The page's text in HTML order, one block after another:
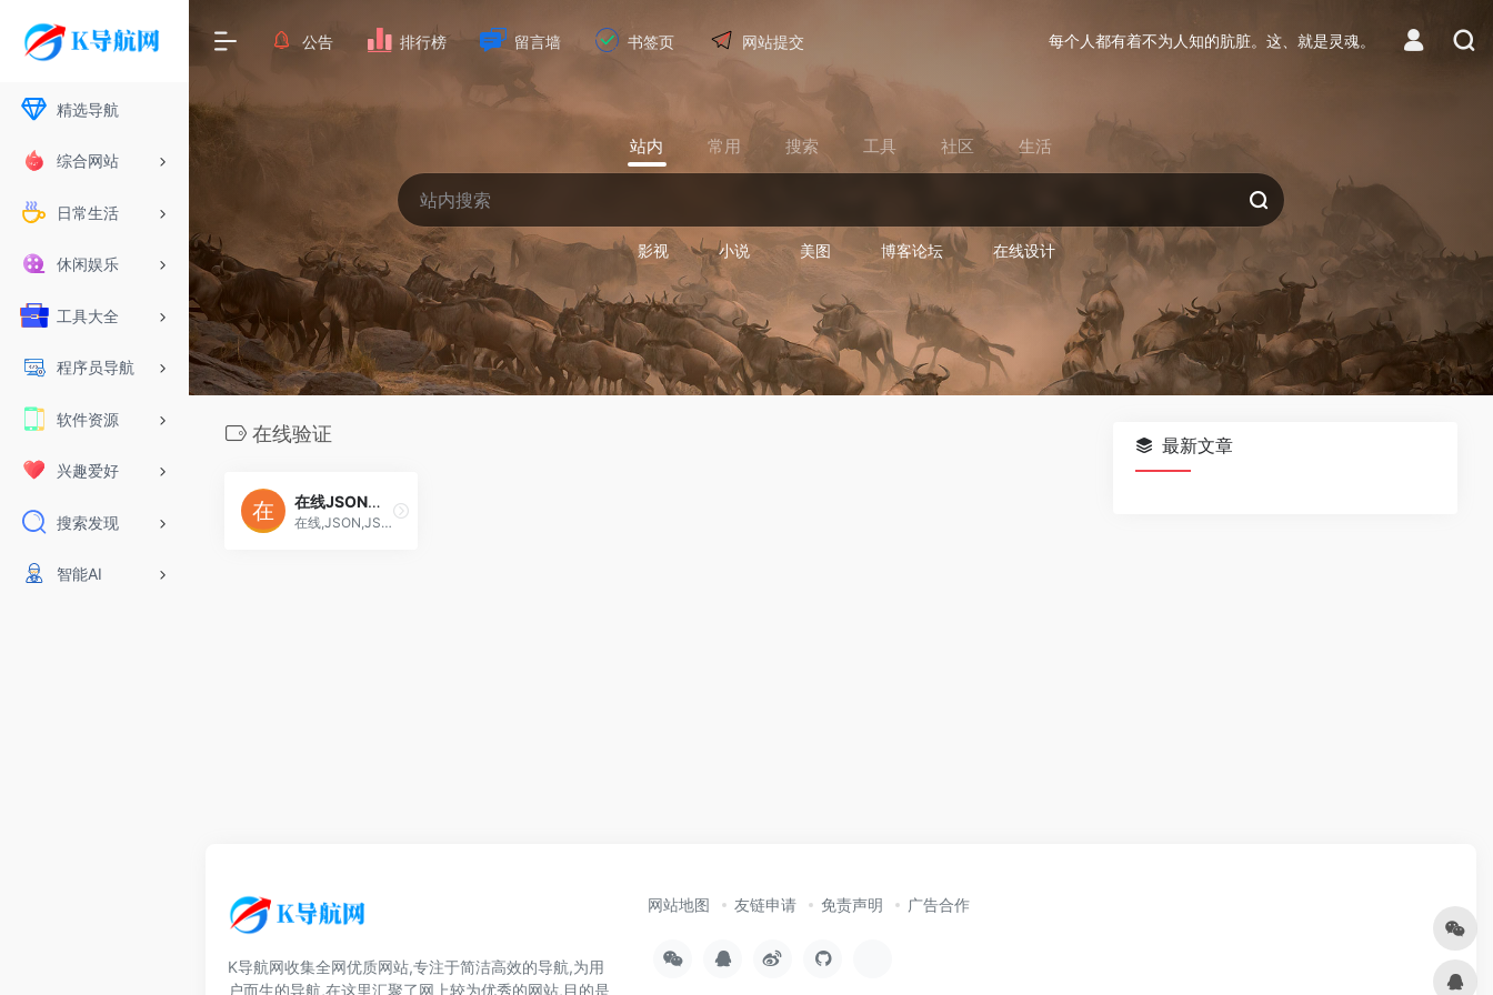
精选导航
综合网站
日常生活
休闲娱乐
工具大全
程序员导航
软件资源
兴趣爱好
搜索发现
智能AI
公告 排行榜 留言墙 书签页 网站提交 每个人都有着不为人知的肮脏。这、就是灵魂。
站内 常用 搜索 工具 社区 生活
影视 小说 美图 博客论坛 在线设计
在线验证
在线JSON校验格式化工具（Be JSON）
在线,JSON,JSON 校验,格式化,xml转json 工具,在线工具,json视图,可视化,程序,服务器,域名注册,正则表达式,测试,在线json格式化工具
最新文章
K导航网收集全网优质网站,专注于简洁高效的导航,为用
户而生的导航,在这里汇聚了网上较为优秀的网站,目的是
网站地图 友链申请 免责声明 广告合作